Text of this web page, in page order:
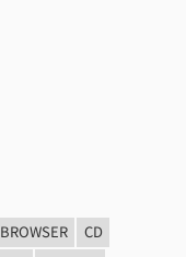
BROWSER
CD